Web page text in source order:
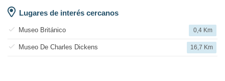
Lugares de interés cercanos
Museo Británico 0,4 Km
Museo De Charles Dickens 16,7 Km